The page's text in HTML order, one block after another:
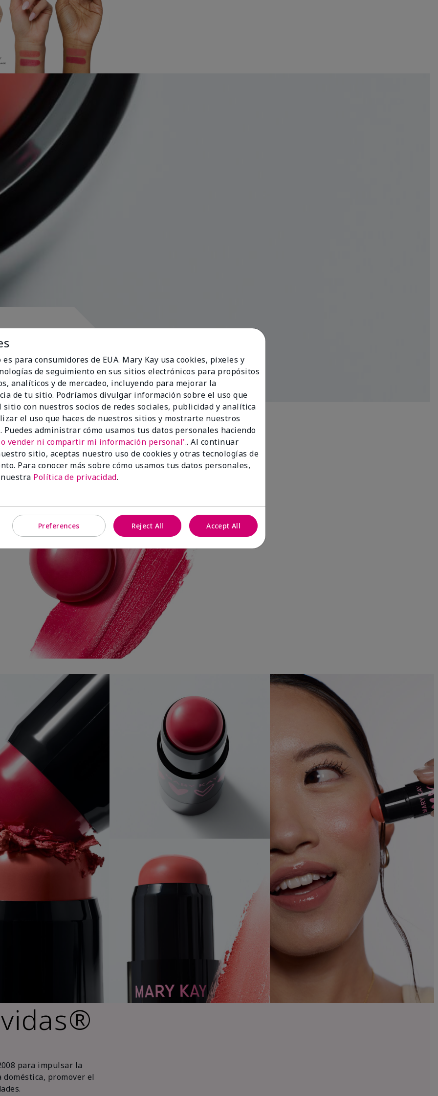
al corazón
Spark Change
para impulsar la
promover el
es para consumidores de EUA. Mary Kay usa cookies, pixeles y
de seguimiento en sus sitios electrónicos para propósitos
analíticos y de mercadeo, incluyendo para mejorar la
de tu sitio. Podríamos divulgar información sobre el uso que
sitio con nuestros socios de redes sociales, publicidad y analítica
el uso que haces de nuestros sitios y mostrarte nuestros
Puedes administrar cómo usamos tus datos personales haciendo
vender ni compartir mi información personal'.. Al continuar
sitio, aceptas nuestro uso de cookies y otras tecnologías de
Para conocer más sobre cómo usamos tus datos personales,
Política de privacidad.
Preferences Reject All Accept All